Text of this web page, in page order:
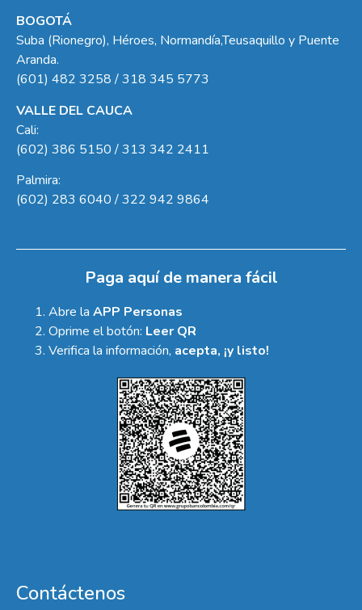
BOGOTÁ
Suba (Rionegro), Héroes, Normandía,Teusaquillo y Puente
Aranda.
(601) 482 3258 / 318 345 5773
VALLE DEL CAUCA
Cali:
(602) 386 5150 / 313 342 2411
Palmira:
(602) 283 6040 / 322 942 9864
Paga aquí de manera fácil
Abre la APP Personas
Oprime el botón: Leer QR
Verifica la información, acepta, ¡y listo!
Contáctenos